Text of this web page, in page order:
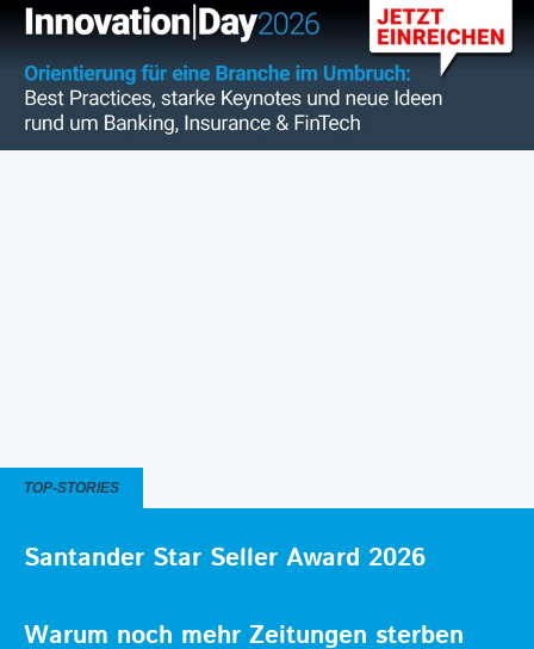
TOP-STORIES
Santander Star Seller Award 2026
Warum noch mehr Zeitungen sterben